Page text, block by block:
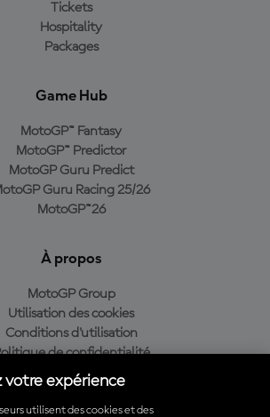
Tickets
Hospitality
Packages
Game Hub
MotoGP™ Fantasy
MotoGP™ Predictor
MotoGP Guru Predict
Guru Racing 25/26
MotoGP™26
À propos
MotoGP Group
Utilisation des cookies
Conditions d'utilisation
de confidentialité
Politique d’achat
votre expérience
utilisent des cookies et des